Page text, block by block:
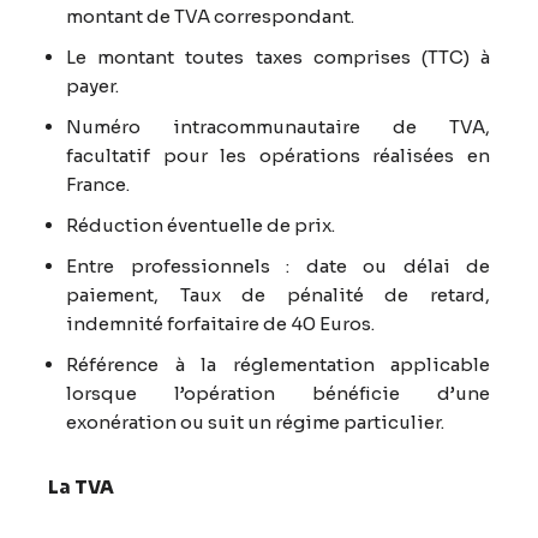
montant de TVA correspondant.
Le montant toutes taxes comprises (TTC) à
payer.
Numéro intracommunautaire de TVA,
facultatif pour les opérations réalisées en
France.
Réduction éventuelle de prix.
Entre professionnels : date ou délai de
paiement, Taux de pénalité de retard,
indemnité forfaitaire de 40 Euros.
Référence à la réglementation applicable
lorsque l’opération bénéficie d’une
exonération ou suit un régime particulier.
La TVA